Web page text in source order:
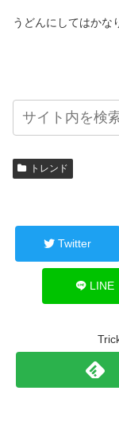
うどんにしてはかな
トレンド
Twitter
LINE